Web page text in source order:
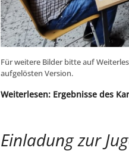
Für weitere Bilder bitte auf
aufgelösten Version.
Weiterlesen: Ergebnisse des
Einladung zur